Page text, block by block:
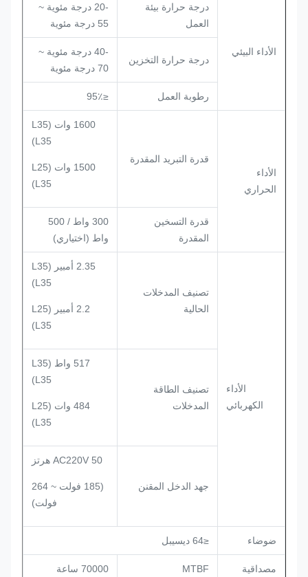
الأداء البيئي
درجة حرارة بيئة
العمل
-20 درجة مئوية ~
55 درجة مئوية
درجة حرارة التخزين
-40 درجة مئوية ~
70 درجة مئوية
رطوبة العمل ≤95٪
الأداء
الحراري
قدرة التبريد المقدرة
1600 وات (L35
L35)
1500 وات (L25
L35)
قدرة التسخين
المقدرة
300 واط / 500
واط (اختياري)
الأداء
الكهربائي
تصنيف المدخلات
الحالية
2.35 أمبير (L35
L35)
2.2 أمبير (L25
L35)
تصنيف الطاقة
المدخلات
517 واط (L35
L35)
484 وات (L25
L35)
جهد الدخل المقنن
AC220V 50 هرتز
(185 فولت ~ 264
فولت)
ضوضاء ≤64 ديسيبل
مصداقية MTBF 70000 ساعة